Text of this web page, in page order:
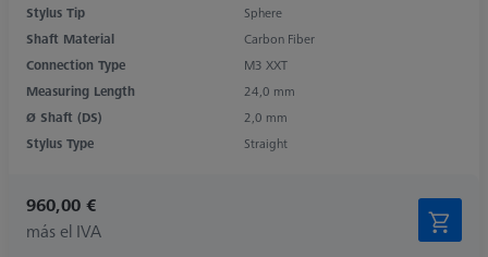
Stylus Tip
Sphere
Shaft Material
Carbon Fiber
Connection Type
M3 XXT
Measuring Length
24,0 mm
Ø Shaft (DS)
2,0 mm
Stylus Type
Straight
960,00 €
más el IVA